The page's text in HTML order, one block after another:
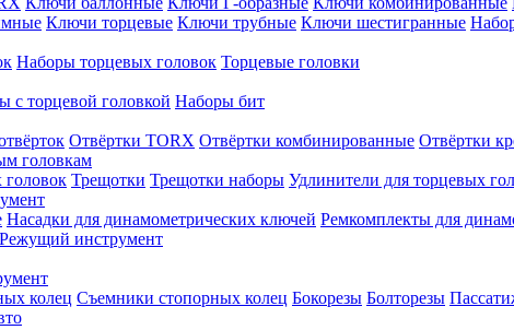
Ключи торцевые Ключи трубные Ключи шестигранные
Наборы торцевых головок Торцевые головки
с торцевой головкой Наборы бит
Отвёртки TORX Отвёртки комбинированные Отвёртки
головкам
головок Трещотки Трещотки наборы Удлинители для торцевых
Насадки для динамометрических ключей Ремкомплекты для
Режущий инструмент
колец Съемники стопорных колец Бокорезы Болторезы